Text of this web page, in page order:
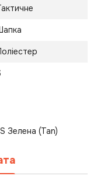
Зелена (Tan)